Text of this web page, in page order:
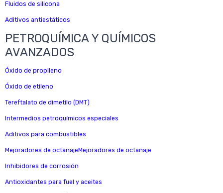
Fluidos de silicona
Aditivos antiestáticos
PETROQUÍMICA Y QUÍMICOS
AVANZADOS
Óxido de propileno
Óxido de etileno
Tereftalato de dimetilo (DMT)
Intermedios petroquímicos especiales
Aditivos para combustibles
Mejoradores de octanajeMejoradores de octanaje
Inhibidores de corrosión
Antioxidantes para fuel y aceites